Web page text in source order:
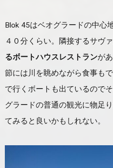
Blok 45はベオグラードの中心
４０分くらい。隣接するサヴ
るボートハウスレストランが
節には川を眺めながら食事も
で行くボートも出ているので
グラードの普通の観光に物足
てみると良いかもしれない。